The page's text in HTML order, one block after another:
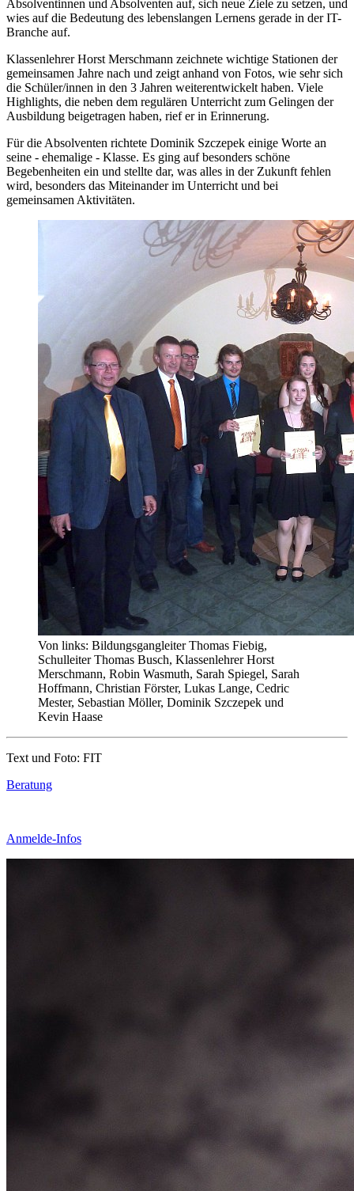
Absolventinnen und Absolventen auf, sich neue Ziele zu setzen, und
wies auf die Bedeutung des lebenslangen Lernens gerade in der IT-
Branche auf.
Klassenlehrer Horst Merschmann zeichnete wichtige Stationen der
gemeinsamen Jahre nach und zeigt anhand von Fotos, wie sehr sich
die Schüler/innen in den 3 Jahren weiterentwickelt haben. Viele
Highlights, die neben dem regulären Unterricht zum Gelingen der
Ausbildung beigetragen haben, rief er in Erinnerung.
Für die Absolventen richtete Dominik Szczepek einige Worte an
seine - ehemalige - Klasse. Es ging auf besonders schöne
Begebenheiten ein und stellte dar, was alles in der Zukunft fehlen
wird, besonders das Miteinander im Unterricht und bei
gemeinsamen Aktivitäten.
Von links: Bildungsgangleiter Thomas Fiebig,
Schulleiter Thomas Busch, Klassenlehrer Horst
Merschmann, Robin Wasmuth, Sarah Spiegel, Sarah
Hoffmann, Christian Förster, Lukas Lange, Cedric
Mester, Sebastian Möller, Dominik Szczepek und
Kevin Haase
Text und Foto: FIT
Beratung
Anmelde-Infos